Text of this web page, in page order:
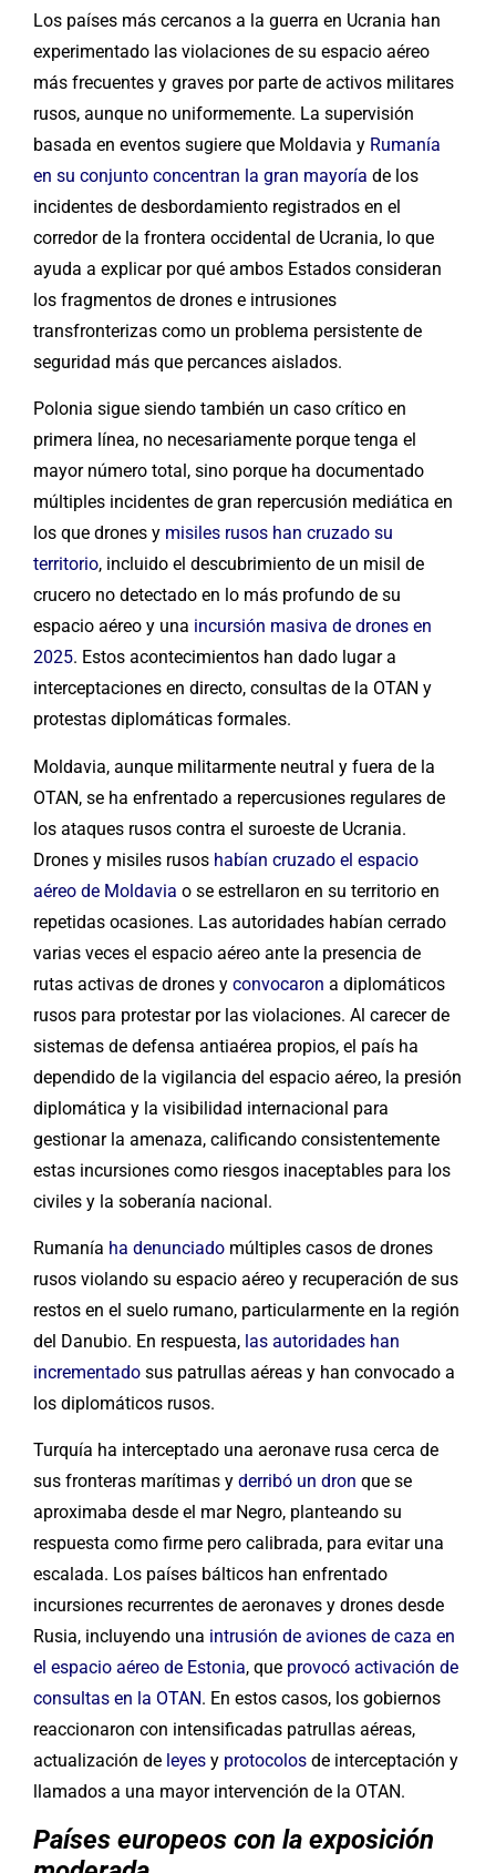
Los países más cercanos a la guerra en Ucrania han
experimentado las violaciones de su espacio aéreo
más frecuentes y graves por parte de activos militares
rusos, aunque no uniformemente. La supervisión
basada en eventos sugiere que Moldavia y Rumanía
en su conjunto concentran la gran mayoría de los
incidentes de desbordamiento registrados en el
corredor de la frontera occidental de Ucrania, lo que
ayuda a explicar por qué ambos Estados consideran
los fragmentos de drones e intrusiones
transfronterizas como un problema persistente de
seguridad más que percances aislados.
Polonia sigue siendo también un caso crítico en
primera línea, no necesariamente porque tenga el
mayor número total, sino porque ha documentado
múltiples incidentes de gran repercusión mediática en
los que drones y misiles rusos han cruzado su
territorio, incluido el descubrimiento de un misil de
crucero no detectado en lo más profundo de su
espacio aéreo y una incursión masiva de drones en
2025. Estos acontecimientos han dado lugar a
interceptaciones en directo, consultas de la OTAN y
protestas diplomáticas formales.
Moldavia, aunque militarmente neutral y fuera de la
OTAN, se ha enfrentado a repercusiones regulares de
los ataques rusos contra el suroeste de Ucrania.
Drones y misiles rusos habían cruzado el espacio
aéreo de Moldavia o se estrellaron en su territorio en
repetidas ocasiones. Las autoridades habían cerrado
varias veces el espacio aéreo ante la presencia de
rutas activas de drones y convocaron a diplomáticos
rusos para protestar por las violaciones. Al carecer de
sistemas de defensa antiaérea propios, el país ha
dependido de la vigilancia del espacio aéreo, la presión
diplomática y la visibilidad internacional para
gestionar la amenaza, calificando consistentemente
estas incursiones como riesgos inaceptables para los
civiles y la soberanía nacional.
Rumanía ha denunciado múltiples casos de drones
rusos violando su espacio aéreo y recuperación de sus
restos en el suelo rumano, particularmente en la región
del Danubio. En respuesta, las autoridades han
incrementado sus patrullas aéreas y han convocado a
los diplomáticos rusos.
Turquía ha interceptado una aeronave rusa cerca de
sus fronteras marítimas y derribó un dron que se
aproximaba desde el mar Negro, planteando su
respuesta como firme pero calibrada, para evitar una
escalada. Los países bálticos han enfrentado
incursiones recurrentes de aeronaves y drones desde
Rusia, incluyendo una intrusión de aviones de caza en
el espacio aéreo de Estonia, que provocó activación de
consultas en la OTAN. En estos casos, los gobiernos
reaccionaron con intensificadas patrullas aéreas,
actualización de leyes y protocolos de interceptación y
llamados a una mayor intervención de la OTAN.
Países europeos con la exposición